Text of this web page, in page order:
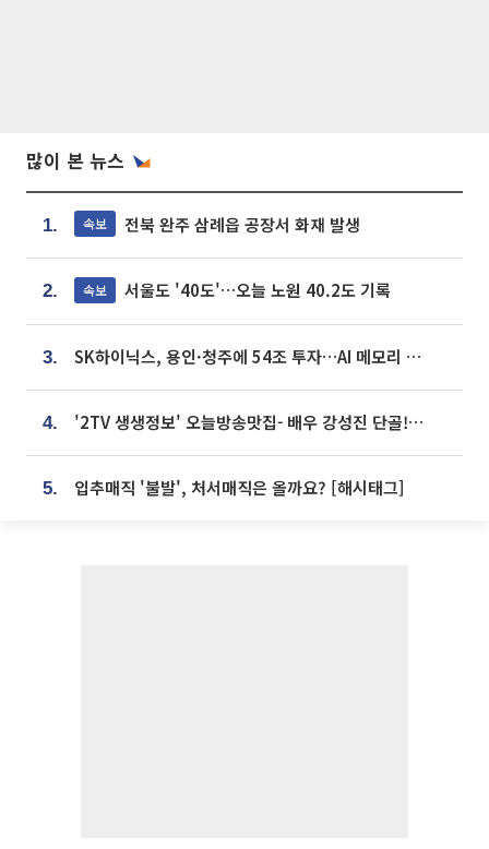
많이 본 뉴스
1. 속보 전북 완주 삼례읍 공장서 화재 발생
2. 속보 서울도 '40도'…오늘 노원 40.2도 기록
3. SK하이닉스, 용인·청주에 54조 투자…AI 메모리 생산기지 키운다
4. '2TV 생생정보' 오늘방송맛집- 배우 강성진 단골! 쌀국수ㆍ푸팟퐁 커리 맛집 '블○○○'
5. 입추매직 '불발', 처서매직은 올까요? [해시태그]